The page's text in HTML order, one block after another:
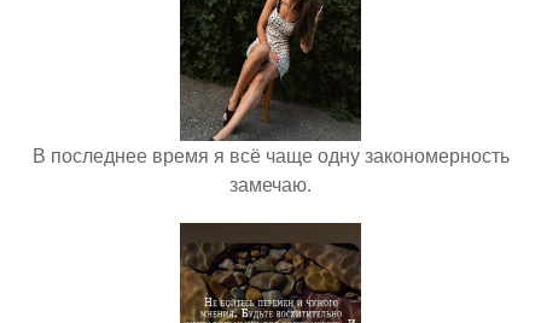
В последнее время я всё чаще одну закономерность
замечаю.